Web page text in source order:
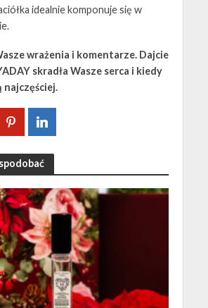
idealnie komponuje się w
wrażenia i komentarze. Dajcie
skradła Wasze serca i kiedy
najczęściej.